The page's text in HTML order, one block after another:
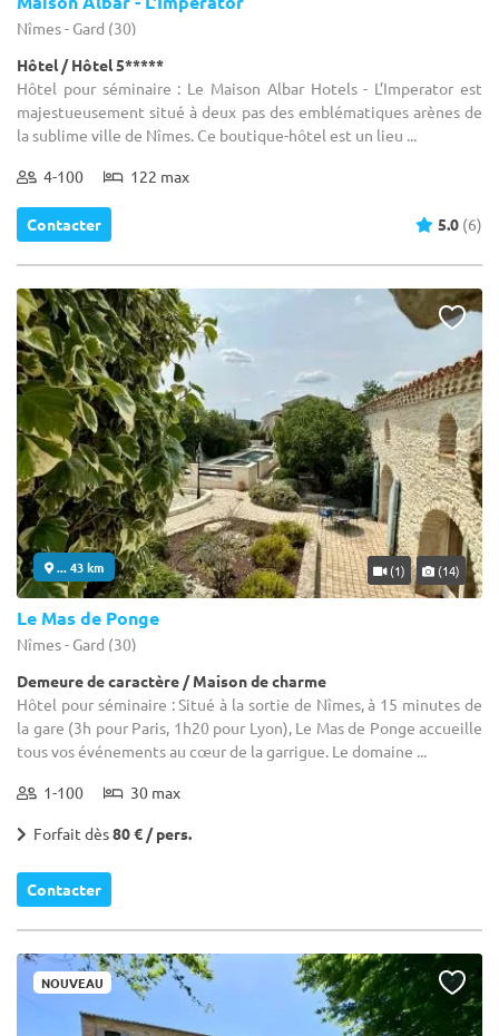
Nîmes - Gard (30)
Hôtel / Hôtel 5*****
Hôtel pour séminaire : Le Maison Albar Hotels - L’Imperator est
majestueusement situé à deux pas des emblématiques arènes de
la sublime ville de Nîmes. Ce boutique-hôtel est un lieu ...
4-100 122 max
Contacter 5.0 (6)
... 43 km (1) (14)
Le Mas de Ponge
Nîmes - Gard (30)
Demeure de caractère / Maison de charme
Hôtel pour séminaire : Situé à la sortie de Nîmes, à 15 minutes de
la gare (3h pour Paris, 1h20 pour Lyon), Le Mas de Ponge accueille
tous vos événements au cœur de la garrigue. Le domaine ...
1-100 30 max
Forfait dès80 € / pers.
Contacter
NOUVEAU